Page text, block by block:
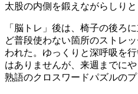
太股の内側を鍛えながらしりと
「脳トレ」後は、椅子の後ろ
ど普段使わない箇所のストレ
われた。ゆっくりと深呼吸を
はありませんが、来週までに
熟語のクロスワードパズルのプ